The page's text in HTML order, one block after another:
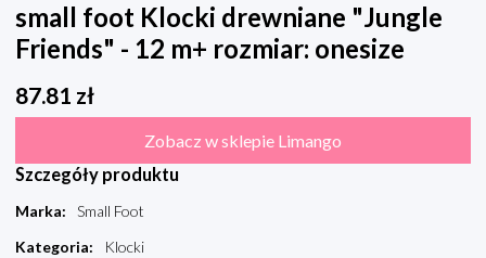
small foot Klocki drewniane "Jungle
Friends" - 12 m+ rozmiar: onesize
87.81 zł
Zobacz w sklepie Limango
Szczegóły produktu
Marka:
Small Foot
Kategoria:
Klocki